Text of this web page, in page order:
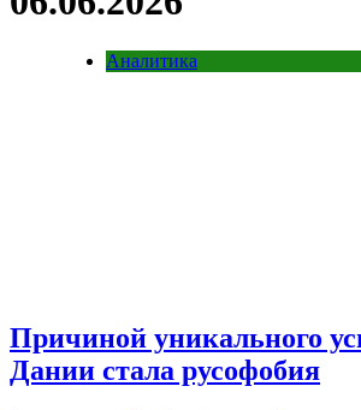
Аналитика
Причиной уникального
Дании стала русофобия